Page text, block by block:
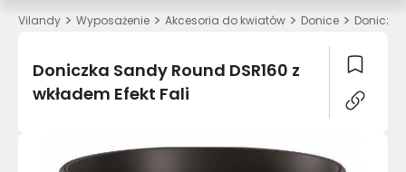
Vilandy > Wyposażenie > Akcesoria do kwiatów > Donice >
Doniczka Sandy Round DSR160 z
wkładem Efekt Fali